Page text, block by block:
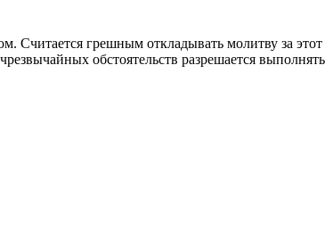
Считается грешным откладывать молитву за этот
обстоятельств разрешается выполнять